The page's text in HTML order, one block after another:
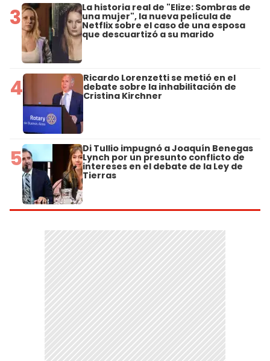
3 La historia real de "Elize: Sombras de
una mujer", la nueva película de
Netflix sobre el caso de una esposa
que descuartizó a su marido
4 Ricardo Lorenzetti se metió en el
debate sobre la inhabilitación de
Cristina Kirchner
5 Di Tullio impugnó a Joaquín Benegas
Lynch por un presunto conflicto de
intereses en el debate de la Ley de
Tierras